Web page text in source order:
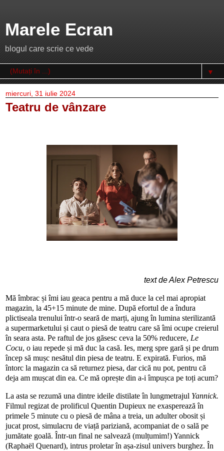
Marele Ecran
blogul care scrie ce vede
▼
miercuri, 31 iulie 2024
Teatru de vânzare
text de Alex Petrescu
Mă îmbrac și îmi iau geaca pentru a mă duce la cel mai apropiat
magazin, la 45+15 minute de mine. După efortul de a îndura
plictiseala trenului într-o seară de marți, ajung în lumina sterilizantă
a supermarketului și caut o piesă de teatru care să îmi ocupe creierul
în seara asta. Pe raftul de jos găsesc ceva la 50% reducere, Le
Cocu, o iau repede și mă duc la casă. Ies, merg spre gară și pe drum
încep să mușc nesătul din piesa de teatru. E expirată. Furios, mă
întorc la magazin ca să returnez piesa, dar cică nu pot, pentru că
deja am mușcat din ea. Ce mă oprește din a-i împușca pe toți acum?
La asta se rezumă una dintre ideile distilate în lungmetrajul Yannick.
Filmul regizat de prolificul Quentin Dupieux ne exasperează în
primele 5 minute cu o piesă de mâna a treia, un adulter obosit și
jucat prost, simulacru de viață pariziană, acompaniat de o sală pe
jumătate goală. Într-un final ne salvează (mulțumim!) Yannick
(Raphaël Quenard), intrus proletar în așa-zisul univers burghez. În